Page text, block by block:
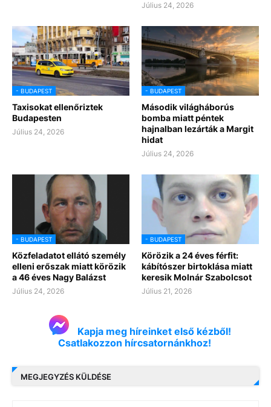
Július 24, 2026
- BUDAPEST
Taxisokat ellenőriztek
Budapesten
Július 24, 2026
- BUDAPEST
Második világháborús
bomba miatt péntek
hajnalban lezárták a Margit
hidat
Július 24, 2026
- BUDAPEST
Közfeladatot ellátó személy
elleni erőszak miatt körözik
a 46 éves Nagy Balázst
Július 24, 2026
- BUDAPEST
Körözik a 24 éves férfit:
kábítószer birtoklása miatt
keresik Molnár Szabolcsot
Július 21, 2026
Kapja meg híreinket első kézből!
Csatlakozzon hírcsatornánkhoz!
MEGJEGYZÉS KÜLDÉSE